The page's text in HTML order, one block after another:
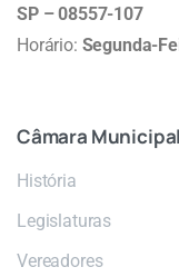
SP – 08557-107
Horário: Segunda-
Câmara Municipal
História
Legislaturas
Vereadores